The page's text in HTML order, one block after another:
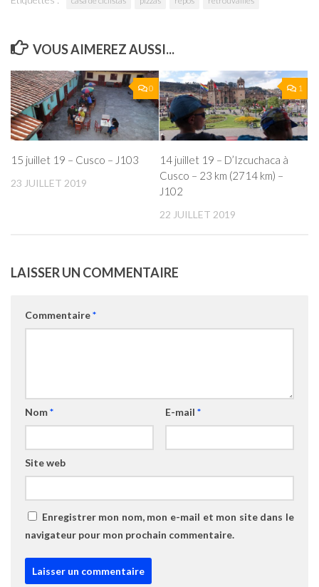
VOUS AIMEREZ AUSSI...
0
15 juillet 19 – Cusco – J103
23 JUILLET 2019
1
14 juillet 19 – D’Izcuchaca à
Cusco – 23 km (2714 km) –
J102
22 JUILLET 2019
LAISSER UN COMMENTAIRE
Commentaire*
Nom* E-mail *
Site web
Enregistrer mon nom, mon e-mail et mon site dans le
navigateur pour mon prochain commentaire.